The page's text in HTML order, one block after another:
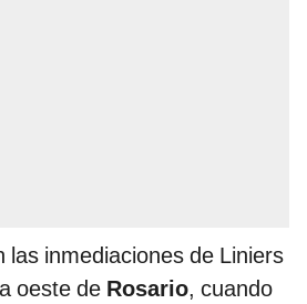
las inmediaciones de Liniers
oeste de Rosario, cuando